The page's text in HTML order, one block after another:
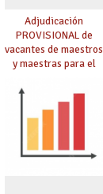
Adjudicación
PROVISIONAL de
vacantes de maestros
y maestras para el